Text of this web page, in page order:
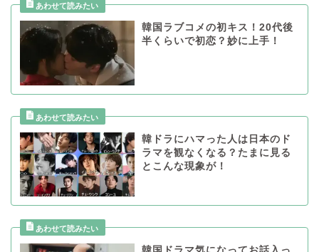
韓国ラブコメの初キス！20代後
半くらいで初恋？妙に上手！
韓ドラにハマった人は日本のド
ラマを観なくなる？たまに見る
とこんな現象が！